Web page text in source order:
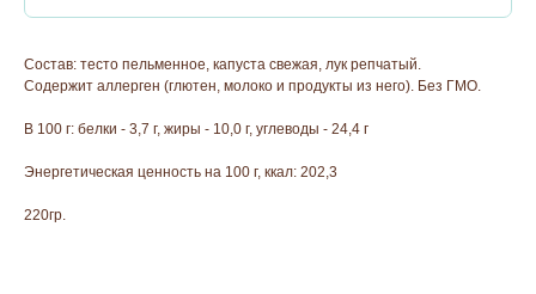
Состав: тесто пельменное, капуста свежая, лук репчатый.
Содержит аллерген (глютен, молоко и продукты из него). Без ГМО.
В 100 г: белки - 3,7 г, жиры - 10,0 г, углеводы - 24,4 г
Энергетическая ценность на 100 г, ккал: 202,3
220гр.